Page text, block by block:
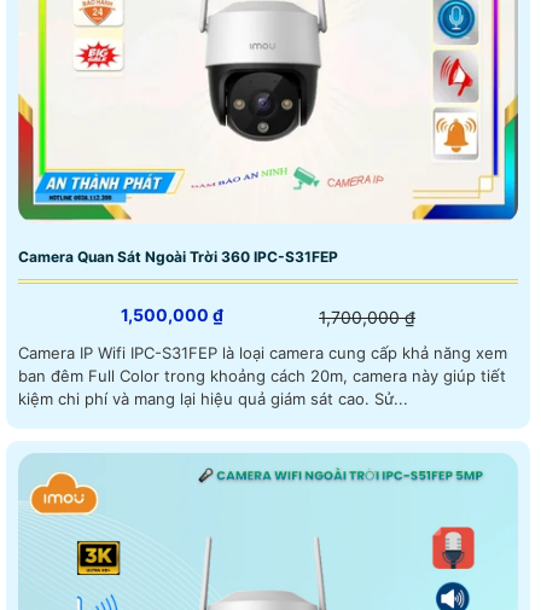
Camera Quan Sát Ngoài Trời 360 IPC-S31FEP
1,500,000 ₫ 1,700,000 ₫
Camera IP Wifi IPC-S31FEP là loại camera cung cấp khả năng xem
ban đêm Full Color trong khoảng cách 20m, camera này giúp tiết
kiệm chi phí và mang lại hiệu quả giám sát cao. Sử...